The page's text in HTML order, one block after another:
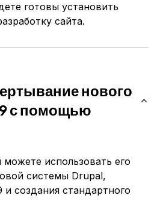
готовы установить
сайта.
нового
9 с помощью
можете использовать его
системы Drupal,
создания стандартного